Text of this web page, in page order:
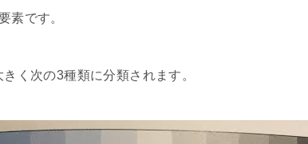
素です。
く次の3種類に分類されます。